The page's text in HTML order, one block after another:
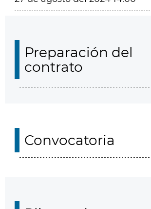
Preparación del
contrato
Convocatoria